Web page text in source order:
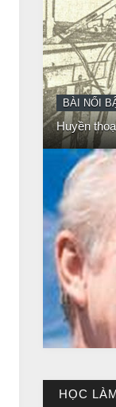
BÀI NỔI
Huyền
CHUYỆN
NGƯỜI
HỌC